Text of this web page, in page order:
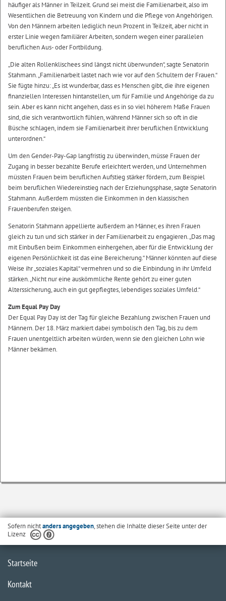
häufiger als Männer in Teilzeit. Grund sei meist die Familienarbeit, also im
Wesentlichen die Betreuung von Kindern und die Pflege von Angehörigen.
Von den Männern arbeiten lediglich neun Prozent in Teilzeit, aber nicht in
erster Linie wegen familiärer Arbeiten, sondern wegen einer parallelen
beruflichen Aus- oder Fortbildung.
„Die alten Rollenklischees sind längst nicht überwunden“, sagte Senatorin
Stahmann. „Familienarbeit lastet nach wie vor auf den Schultern der Frauen.“
Sie fügte hinzu: „Es ist wunderbar, dass es Menschen gibt, die ihre eigenen
finanziellen Interessen hintanstellen, um für Familie und Angehörige da zu
sein. Aber es kann nicht angehen, dass es in so viel höherem Maße Frauen
sind, die sich verantwortlich fühlen, während Männer sich so oft in die
Büsche schlagen, indem sie Familienarbeit ihrer beruflichen Entwicklung
unterordnen.“
Um den Gender-Pay-Gap langfristig zu überwinden, müsse Frauen der
Zugang in besser bezahlte Berufe erleichtert werden, und Unternehmen
müssten Frauen beim beruflichen Aufstieg stärker fördern, zum Beispiel
beim beruflichen Wiedereinstieg nach der Erziehungsphase, sagte Senatorin
Stahmann. Außerdem müssten die Einkommen in den klassischen
Frauenberufen steigen.
Senatorin Stahmann appellierte außerdem an Männer, es ihren Frauen
gleich zu tun und sich stärker in der Familienarbeit zu engagieren. „Das mag
mit Einbußen beim Einkommen einhergehen, aber für die Entwicklung der
eigenen Persönlichkeit ist das eine Bereicherung.“ Männer könnten auf diese
Weise ihr „soziales Kapital“ vermehren und so die Einbindung in ihr Umfeld
stärken. „Nicht nur eine auskömmliche Rente gehört zu einer guten
Alterssicherung, auch ein gut gepflegtes, lebendiges soziales Umfeld.“
Zum Equal Pay Day
Der Equal Pay Day ist der Tag für gleiche Bezahlung zwischen Frauen und
Männern. Der 18. März markiert dabei symbolisch den Tag, bis zu dem
Frauen unentgeltlich arbeiten würden, wenn sie den gleichen Lohn wie
Männer bekämen.
Sofern nichtanders angegeben, stehen die Inhalte dieser Seite unter der
Lizenz
Startseite
Kontakt